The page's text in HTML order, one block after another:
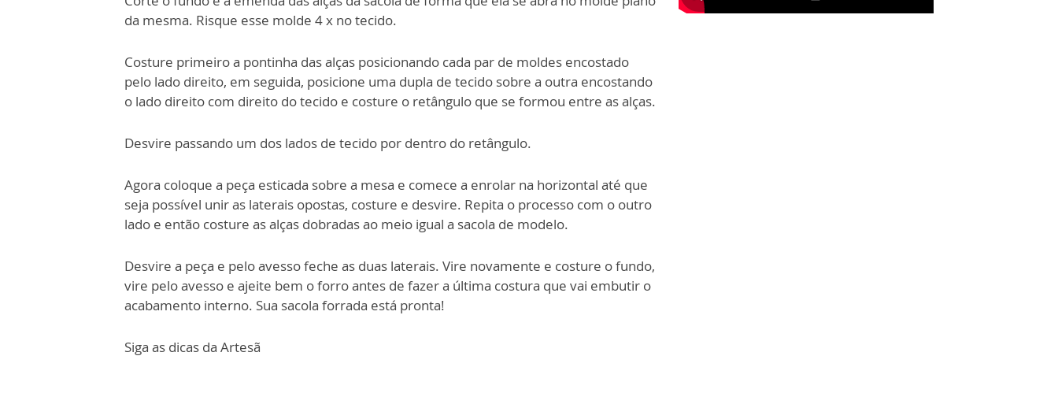
da mesma. Risque esse molde 4 x no tecido.
Costure primeiro a pontinha das alças posicionando cada par de moldes encostado
pelo lado direito, em seguida, posicione uma dupla de tecido sobre a outra encostando
o lado direito com direito do tecido e costure o retângulo que se formou entre as alças.
Desvire passando um dos lados de tecido por dentro do retângulo.
Agora coloque a peça esticada sobre a mesa e comece a enrolar na horizontal até que
seja possível unir as laterais opostas, costure e desvire. Repita o processo com o outro
lado e então costure as alças dobradas ao meio igual a sacola de modelo.
Desvire a peça e pelo avesso feche as duas laterais. Vire novamente e costure o fundo,
vire pelo avesso e ajeite bem o forro antes de fazer a última costura que vai embutir o
acabamento interno. Sua sacola forrada está pronta!
Siga as dicas da Artesã